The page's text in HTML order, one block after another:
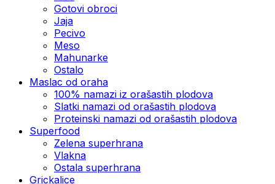
Gotovi obroci
Jaja
Pecivo
Meso
Mahunarke
Ostalo
Maslac od oraha
100% namazi iz orašastih plodova
Slatki namazi od orašastih plodova
Proteinski namazi od orašastih plodova
Superfood
Zelena superhrana
Vlakna
Ostala superhrana
Grickalice